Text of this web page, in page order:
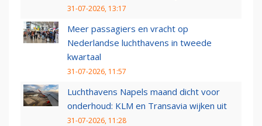
31-07-2026, 13:17
Meer passagiers en vracht op
Nederlandse luchthavens in tweede
kwartaal
31-07-2026, 11:57
Luchthavens Napels maand dicht voor
onderhoud: KLM en Transavia wijken uit
31-07-2026, 11:28